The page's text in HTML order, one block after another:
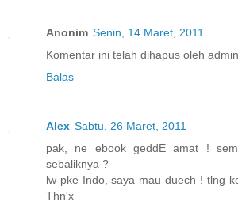
Anonim Senin, 14 Maret, 2011
Komentar ini telah dihapus oleh
Balas
Alex Sabtu, 26 Maret, 2011
pak, ne ebook geddE amat !
sebaliknya ?
lw pke Indo, saya mau duech ! tlng
Thn'x